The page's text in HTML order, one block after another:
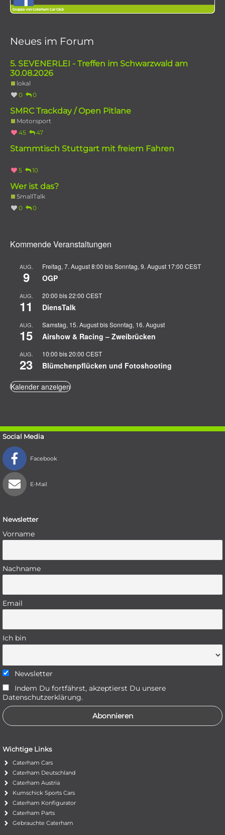
Neues im Forum
5. SEVENERLEI - Treffen im Schwarzwald am
30.08.2026
lokal
0 0
SMRC Trackday / Open Pitlane
Motorsport
45 47
Stammtisch Stuttgart mit freiem Fahren
5 10
Wer ist das?
SmallTalk
0 0
Kommende Veranstaltungen
AUG.
9
Freitag, 7. August 8:00 bisSonntag, 9. August 17:00 CEST
OGP
AUG.
11
20:00 bis22:00 CEST
DiensTalk
AUG.
15
Samstag, 15. AugustbisSonntag, 16. August
Airshow & Racing – Zweibrücken
AUG.
23
10:00 bis20:00 CEST
Blümchenpflücken und Fotoshooting
Kalender anzeigen
Social Media
Facebook
E-Mail
Newsletter
Vorname
Nachname
Email
Ich bin
Newsletter
Indem Du fortfährst, akzeptierst Du unsere
Datenschutzerklärung.
Wichtige Links
Caterham Cars
Caterham Deutschland
Caterham Austria
Kumschick Sports Cars
Caterham Konfigurator
Caterham Parts
Gebrauchte Caterham